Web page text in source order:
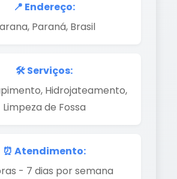
📍 Endereço:
Paraná, Brasil
🛠️ Serviços:
Hidrojateamento,
Limpeza de Fossa
⏰ Atendimento:
- 7 dias por semana